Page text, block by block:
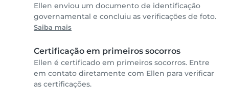
Ellen enviou um documento de identificação
governamental e concluiu as verificações de foto.
Saiba mais
Certificação em primeiros socorros
Ellen é certificado em primeiros socorros. Entre
em contato diretamente com Ellen para verificar
as certificações.